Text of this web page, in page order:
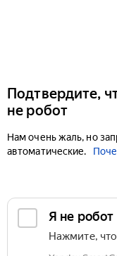
Подтвердите,
не робот
Нам очень жаль, но
автоматические.